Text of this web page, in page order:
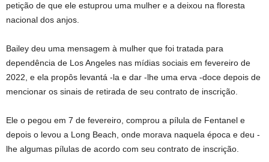
petição de que ele estuprou uma mulher e a deixou na floresta
nacional dos anjos.
Bailey deu uma mensagem à mulher que foi tratada para
dependência de Los Angeles nas mídias sociais em fevereiro de
2022, e ela propôs levantá -la e dar -lhe uma erva -doce depois de
mencionar os sinais de retirada de seu contrato de inscrição.
Ele o pegou em 7 de fevereiro, comprou a pílula de Fentanel e
depois o levou a Long Beach, onde morava naquela época e deu -
lhe algumas pílulas de acordo com seu contrato de inscrição.